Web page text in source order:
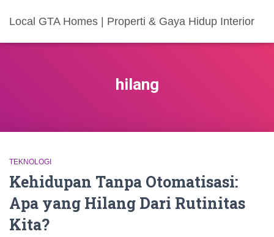
Local GTA Homes | Properti & Gaya Hidup Interior
hilang
TEKNOLOGI
Kehidupan Tanpa Otomatisasi:
Apa yang Hilang Dari Rutinitas
Kita?